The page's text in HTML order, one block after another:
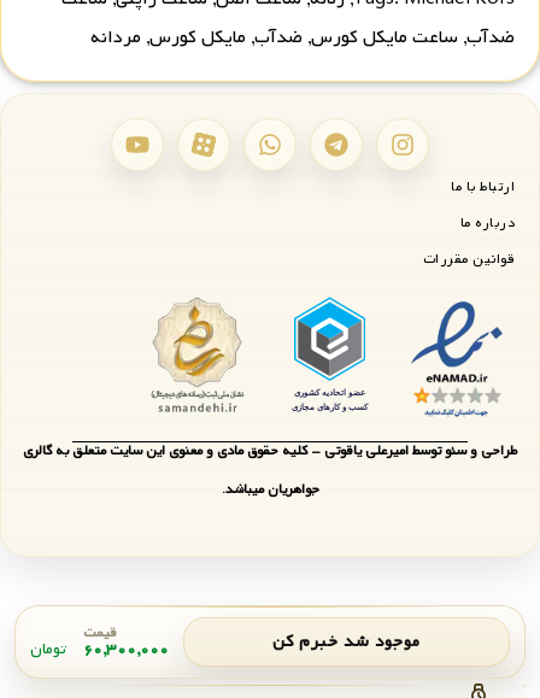
موجود شد خبرم کن قیمت
۶۰,۳۰۰,۰۰۰ تومان
ضدآب, ساعت مایکل کورس, ضدآب, مایکل کورس, مردانه
ارتباط با ما
درباره ما
قوانین مقررات
طراحی و سئو توسط امیرعلی یاقوتی - کلیه حقوق مادی و معنوی این سایت متعلق به گالری
جواهریان میباشد.